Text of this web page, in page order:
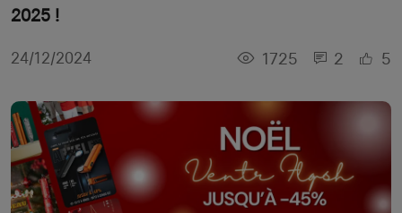
2025 !
24/12/2024 1725 2 5